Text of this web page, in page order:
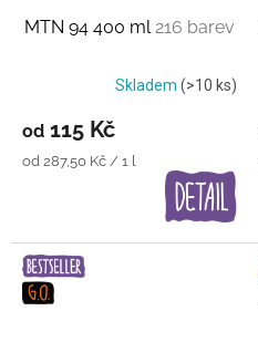
MTN 94 400 ml 216 barev
Skladem (>10 ks)
od 115 Kč
Měrná
od 287,50 Kč / 1 l